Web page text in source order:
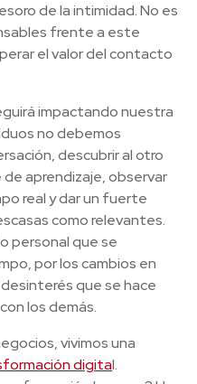
de la intimidad. No es
frente a este
el valor del contacto
impactando nuestra
no debemos
descubrir al otro
aprendizaje, observar
real y dar un fuerte
como relevantes.
personal que se
por los cambios en
que se hace
los demás.
vivimos una
digital.